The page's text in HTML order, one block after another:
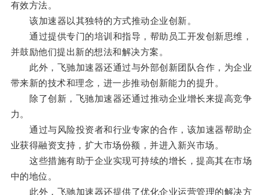
有效方法。
该加速器以其独特的方式推动企业创新。
通过提供专门的培训和指导，帮助员工开发创新思维，
并鼓励他们提出新的想法和解决方案。
此外，飞驰加速器还通过与外部创新团队合作，为企业
带来新的技术和理念，进一步推动创新能力的提升。
除了创新，飞驰加速器还通过推动企业增长来提高竞争
力。
通过与风险投资者和行业专家的合作，该加速器帮助企
业获得融资支持，扩大市场份额，并进入新兴市场。
这些措施有助于企业实现可持续的增长，提高其在市场
中的地位。
此外，飞驰加速器还提供了优化企业运营管理的解决方